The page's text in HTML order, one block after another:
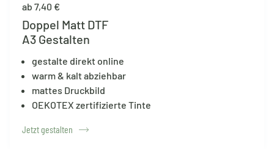
ab 7,40 €
Doppel Matt DTF
A3 Gestalten
gestalte direkt online
warm & kalt abziehbar
mattes Druckbild
OEKOTEX zertifizierte Tinte
Jetzt gestalten